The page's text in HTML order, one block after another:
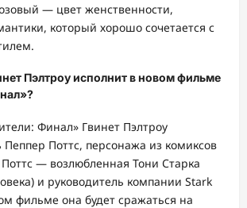
— цвет женственности,
который хорошо сочетается с
Пэлтроу исполнит в новом фильме
Финал» Гвинет Пэлтроу
Пеппер Поттс, персонажа из комиксов
— возлюбленная Тони Старка
и руководитель компании Stark
фильме она будет сражаться на